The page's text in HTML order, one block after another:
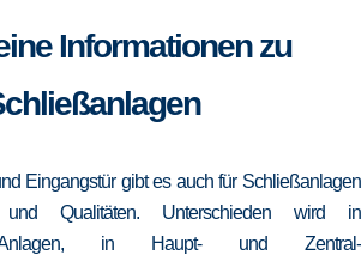
Informationen zu
Eingangstür gibt es auch für Schließanlagen
und Qualitäten. Unterschieden wird in
Anlagen, in Haupt- und Zentral-